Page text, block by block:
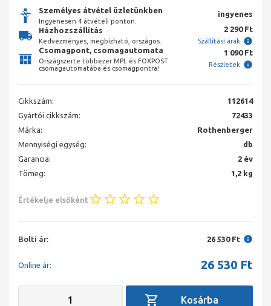
Személyes átvétel üzletünkben
Ingyenesen 4 átvételi ponton.
ingyenes
Házhozszállítás
Kedvezményes, megbízható, országos.
2 290 Ft
Szállítási árak
Csomagpont, csomagautomata
Országszerte többezer MPL és FOXPOST
csomagautomatába és csomagpontra!
1 090 Ft
Részletek
Cikkszám:
112614
Gyártói cikkszám:
72433
Márka:
Rothenberger
Mennyiségi egység:
db
Garancia:
2 év
Tömeg:
1,2 kg
Értékelje elsőként
Bolti ár: 26 530 Ft
Online ár: 26 530 Ft